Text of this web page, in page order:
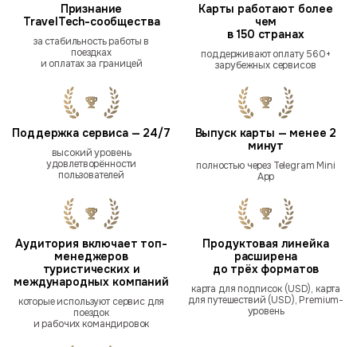
Признание
TravelTech-сообщества
за стабильность работы в
поездках
и оплатах за границей
Карты работают более
чем
в 150 странах
поддерживают оплату 560+
зарубежных сервисов
Поддержка сервиса — 24/7
высокий уровень
удовлетворённости
пользователей
Выпуск карты — менее 2
минут
полностью через Telegram Mini
App
Аудитория включает топ-
менеджеров
туристических и
международных компаний
которые используют сервис для
поездок
и рабочих командировок
Продуктовая линейка
расширена
до трёх форматов
карта для подписок (USD), карта
для путешествий (USD), Premium-
уровень